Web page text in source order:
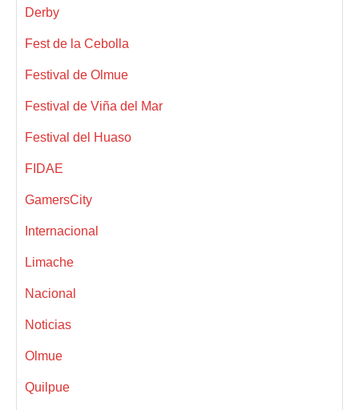
Derby
Fest de la Cebolla
Festival de Olmue
Festival de Viña del Mar
Festival del Huaso
FIDAE
GamersCity
Internacional
Limache
Nacional
Noticias
Olmue
Quilpue